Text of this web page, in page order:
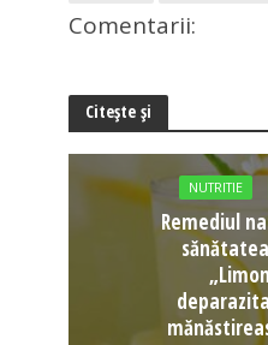
Comentarii:
Citește și
NUTRITIE
Remediul